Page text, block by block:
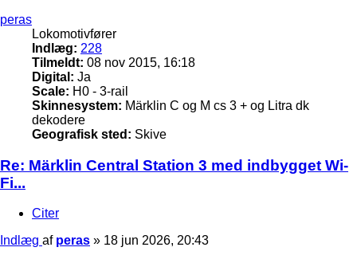
peras
Lokomotivfører
Indlæg: 228
Tilmeldt: 08 nov 2015, 16:18
Digital: Ja
Scale: H0 - 3-rail
Skinnesystem: Märklin C og M cs 3 + og Litra dk
dekodere
Geografisk sted: Skive
Re: Märklin Central Station 3 med indbygget Wi-
Fi...
Citer
Indlæg af peras » 18 jun 2026, 20:43